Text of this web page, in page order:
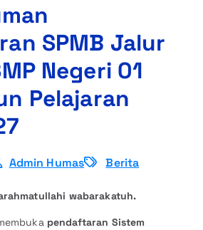
SPMB Jalur
Negeri 01
Pelajaran
Admin Humas Berita
wabarakatuh.
pendaftaran Sistem